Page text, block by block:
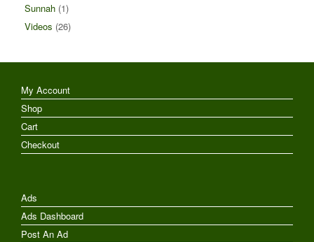
Sunnah (1)
Videos (26)
My Account
Shop
Cart
Checkout
Ads
Ads Dashboard
Post An Ad